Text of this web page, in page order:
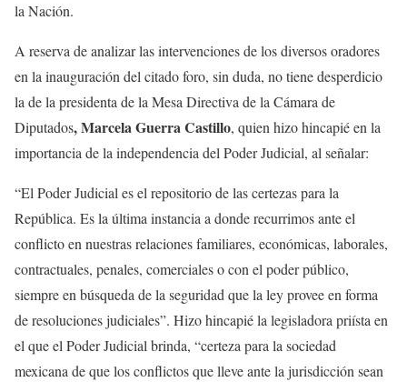
la Nación.
A reserva de analizar las intervenciones de los diversos oradores
en la inauguración del citado foro, sin duda, no tiene desperdicio
la de la presidenta de la Mesa Directiva de la Cámara de
Diputados, Marcela Guerra Castillo, quien hizo hincapié en la
importancia de la independencia del Poder Judicial, al señalar:
“El Poder Judicial es el repositorio de las certezas para la
República. Es la última instancia a donde recurrimos ante el
conflicto en nuestras relaciones familiares, económicas, laborales,
contractuales, penales, comerciales o con el poder público,
siempre en búsqueda de la seguridad que la ley provee en forma
de resoluciones judiciales”. Hizo hincapié la legisladora priísta en
el que el Poder Judicial brinda, “certeza para la sociedad
mexicana de que los conflictos que lleve ante la jurisdicción sean